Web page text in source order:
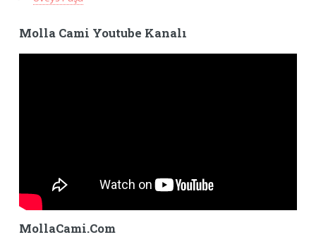
Molla Cami Youtube Kanalı
MollaCami.Com